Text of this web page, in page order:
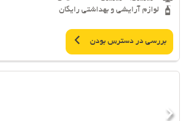
لوازم آرایشی و بهداشتی رایگان
بررسی در دسترس بودن